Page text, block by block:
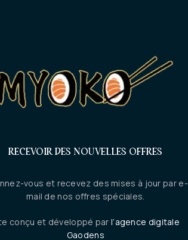
RECEVOIR DES NOUVELLES OFFRES
vous et recevez des mises à jour par e-
mail de nos offres spéciales.
conçu et développé par l’agence digitale
Gaodens